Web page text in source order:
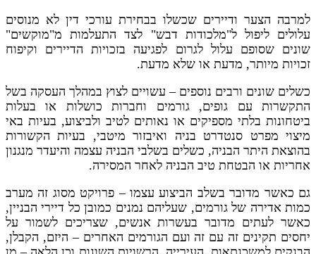
למרבה הצער ודיירים שכשלו בבחירת עורכי דין לא מנוסים
עלולים ליפול ל"מלכודות דבש" לצד התעלמות מ"מוקשים"
שונים שסופם עלול לגרום לפגיעה בזכויות הדיירים וקיפוח
זכויות מיותר, מדעת או שלא מדעת.
כשלים שונים ורבים נוספים – עשויים לצוץ במהלך העסקה בשל
התקשרות עם גופים, גורמים וחברות כושלות או בעלות
ביטחונות בלתי מספיקים או נאותים לטיב ולביצוע, בעיות באי
מיצוי מפרט סנטדרט בניה ואיבזור מיטבי, בעיות הקשורות
בהוצאת היתר הבניה, כשלים בשלבי הבניה עצמה והיעדר מנגנון
אחריות או הבטחת טיב הבניה לאחר המסירה.
גם כאשר מדובר בשלב הביצוע עצמו – פרויקט מסוג זה מערב
כמות אדירה של גורמים, שעליהם נמנים כמובן כל דיירי הבניין,
כאשר לעתים מדובר בעשרות אנשים, שצריכים לשמור על
יחסים תקינים זה עם זה ועם הגורמים האחרים – היזם, הקבלן,